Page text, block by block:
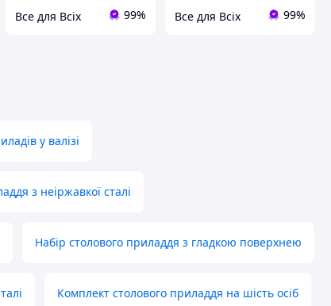
Все для Всіх 99% Все для Всіх 99%
у валізі
з неіржавкої сталі
Набір столового приладдя з гладкою поверхнею
Комплект столового приладдя на шість осіб